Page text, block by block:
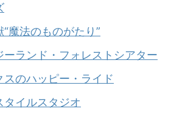
魔法のものがたり”
ーランド・フォレストシアター
スのハッピー・ライド
タイルスタジオ